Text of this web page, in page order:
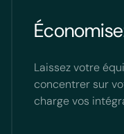
Laissez votre
concentrer sur
charge vos